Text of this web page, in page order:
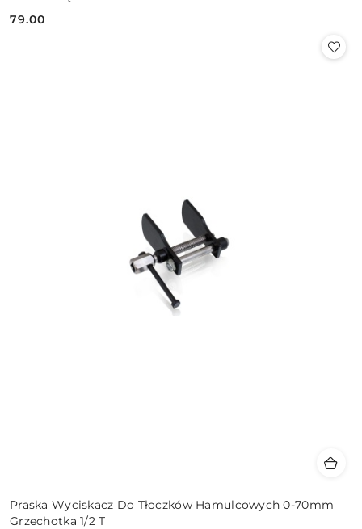
Cena:
79.00
Praska Wyciskacz Do Tłoczków Hamulcowych 0-70mm
Grzechotka 1/2 T